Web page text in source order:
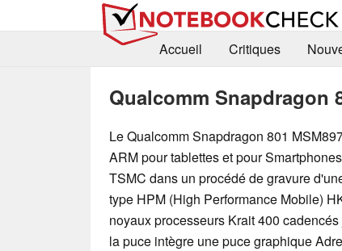
Accueil
Critiques
Qualcomm Snapdragon
Le Qualcomm Snapdragon 801
ARM pour tablettes et pour
TSMC dans un procédé de gravure
type HPM (High Performance Mobile)
noyaux processeurs Krait 400
la puce intègre une puce graphique